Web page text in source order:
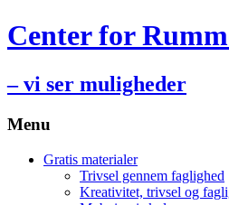
Center for
– vi ser muligheder
Menu
Hop
Gratis materialer
Trivsel gennem faglighed
Kreativitet, trivsel og